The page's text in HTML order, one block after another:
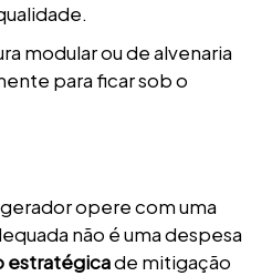
modular ou de alvenaria
para ficar sob o
opere com uma
não é uma despesa
estratégicade mitigação